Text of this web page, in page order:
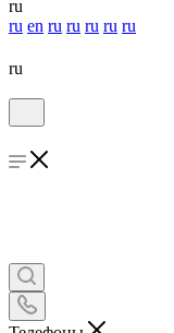
ru
ru en ru ru ru ru ru
ru